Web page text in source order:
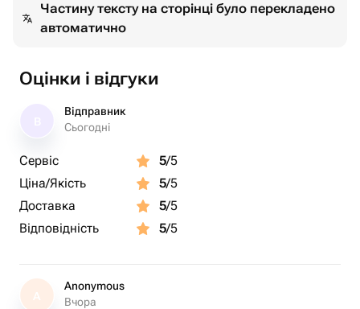
подходит в качестве подарка, который будет радовать
глаз и приносить эстетическое удовольствие на
Частину тексту на сторінці було перекладено
автоматично
Оцінки і відгуки
Відправник
Сьогодні
Сервіс 5/5
Ціна/Якість
5/5
Доставка
5/5
Відповідність
5/5
A
Anonymous
Вчора